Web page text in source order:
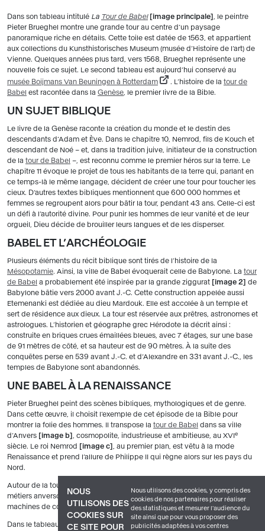
NOUS
UTILISONS DES
COOKIES SUR
CE SITE POUR
Nous utilisons des cookies, y compris des
cookies de nos partenaires pour réaliser
des statistiques et mesurer l'audience du
site ainsi que pour vous proposer des
publicités adaptées à vos centres
Dans son tableau intitulé La Tour de Babel image principale
, le peintre
Pieter Brueghel montre une grande tour au centre d’un paysage
panoramique riche en détails. Cette toile est datée de 1563, et appartient
aux collections du Kunsthistorisches Museum (musée d’Histoire de l’art) de
Vienne. Quelques années plus tard, vers 1568, Brueghel représente une
nouvelle fois ce sujet. Le second tableau est aujourd’hui conservé au
musée Boijmans Van Beuningen à Rotterdam
. L’histoire de la tour de
Babel est racontée dans la Genèse , le premier livre de la Bible.
UN SUJET BIBLIQUE
Le livre de la Genèse raconte la création du monde et le destin des
descendants d’Adam et Ève. Dans le chapitre 10, Nemrod, fils de Kouch et
descendant de Noé – et, dans la tradition juive, initiateur de la construction
de la tour de Babel –, est reconnu comme le premier héros sur la terre. Le
chapitre 11 évoque le projet de tous les habitants de la terre qui, parlant en
ce temps-là le même langage, décident de créer une tour pour toucher les
cieux. D’autres textes bibliques mentionnent que 600 000 hommes et
femmes se regroupent alors pour bâtir la tour, pendant 43 ans. Celle-ci est
un défi à l’autorité divine. Pour punir les hommes de leur vanité et de leur
orgueil, Dieu décide de brouiller leurs langues et de les disperser.
BABEL ET L’ARCHÉOLOGIE
Plusieurs éléments du récit biblique sont tirés de l’histoire de la
Mésopotamie. Ainsi, la ville de Babel évoquerait celle de Babylone. La tour
de Babel a probablement été inspirée par la grande ziggurat image 2
de
Babylone bâtie vers 2000 avant J.-C. Cette construction appelée aussi
Etemenanki est dédiée au dieu Mardouk. Elle est accolée à un temple et
sert de résidence aux dieux. La tour est réservée aux prêtres, astronomes et
astrologues. L’historien et géographe grec Hérodote la décrit ainsi :
construite en briques crues émaillées bleues, avec 7 étages, sur une base
de 91 mètres de côté, et sa hauteur est de 90 mètres. À la suite des
conquêtes perse en 539 avant J.-C. et d’Alexandre en 331 avant J.-C., les
temples de Babylone sont abandonnés.
UNE BABEL À LA RENAISSANCE
Pieter Brueghel peint des scènes bibliques, mythologiques et de genre.
Dans cette œuvre, il choisit l’exemple de cet épisode de la Bible pour
montrer la folie des hommes. Il transpose la tour de Babel dans sa ville
d’Anvers
image b , cosmopolite, industrieuse et ambitieuse, au XVI e
siècle. Le roi Nemrod image c
, au premier plan, est vêtu à la mode
Renaissance et prend l’allure de Philippe II qui règne alors sur les pays du
Nord.
Autour de la tour et à l’intérieur de celle-ci s’affairent les artisans des
métiers anversois du XVIe siècle, avec leurs techniques image d
et leurs
machines de construction image e
Dans le tableau, le mur d’enceinte rappelle celui d’Anvers de 1542.